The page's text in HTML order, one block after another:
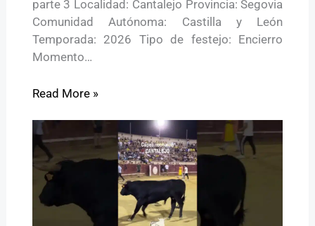
parte 3 Localidad: Cantalejo Provincia: Segovia
Comunidad Autónoma: Castilla y León
Temporada: 2026 Tipo de festejo: Encierro
Momento…
Read More »